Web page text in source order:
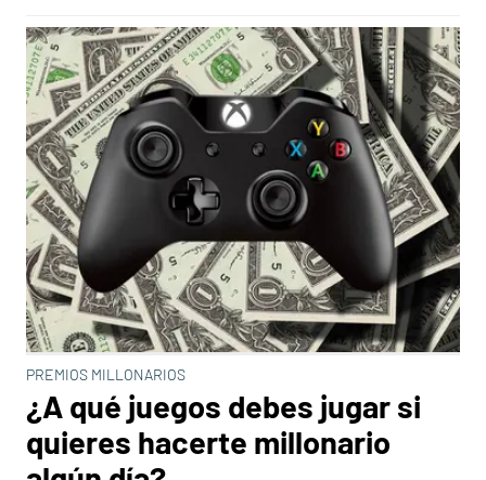
PREMIOS MILLONARIOS
¿A qué juegos debes jugar si
quieres hacerte millonario